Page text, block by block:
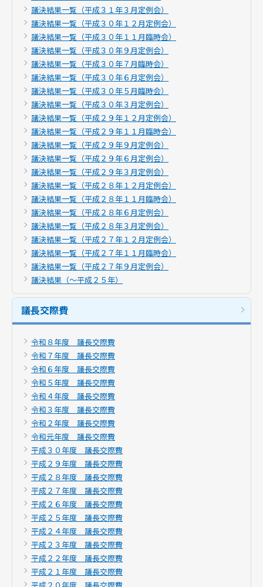
議決結果一覧（平成３１年３月定例会）
議決結果一覧（平成３０年１２月定例会）
議決結果一覧（平成３０年１１月臨時会）
議決結果一覧（平成３０年９月定例会）
議決結果一覧（平成３０年７月臨時会）
議決結果一覧（平成３０年６月定例会）
議決結果一覧（平成３０年５月臨時会）
議決結果一覧（平成３０年３月定例会）
議決結果一覧（平成２９年１２月定例会）
議決結果一覧（平成２９年１１月臨時会）
議決結果一覧（平成２９年９月定例会）
議決結果一覧（平成２９年６月定例会）
議決結果一覧（平成２９年３月定例会）
議決結果一覧（平成２８年１２月定例会）
議決結果一覧（平成２８年１１月臨時会）
議決結果一覧（平成２８年６月定例会）
議決結果一覧（平成２８年３月定例会）
議決結果一覧（平成２７年１２月定例会）
議決結果一覧（平成２７年１１月臨時会）
議決結果一覧（平成２７年９月定例会）
議決結果（～平成２５年）
議長交際費
令和８年度 議長交際費
令和７年度 議長交際費
令和６年度 議長交際費
令和５年度 議長交際費
令和４年度 議長交際費
令和３年度 議長交際費
令和２年度 議長交際費
令和元年度 議長交際費
平成３０年度 議長交際費
平成２９年度 議長交際費
平成２８年度 議長交際費
平成２７年度 議長交際費
平成２６年度 議長交際費
平成２５年度 議長交際費
平成２４年度 議長交際費
平成２３年度 議長交際費
平成２２年度 議長交際費
平成２１年度 議長交際費